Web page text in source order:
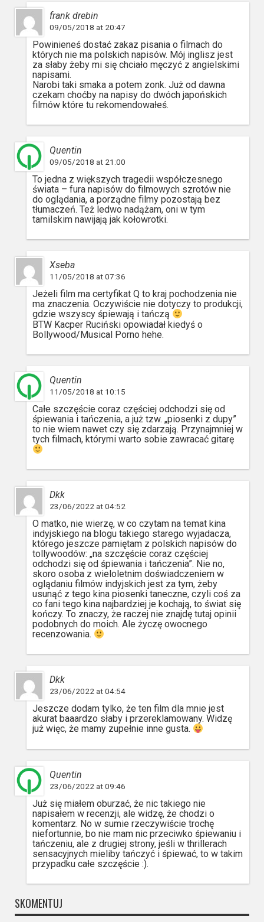
frank drebin
09/05/2018 at 20:47
Powinieneś dostać zakaz pisania o filmach do
których nie ma polskich napisów. Mój inglisz jest
za słaby żeby mi się chciało męczyć z angielskimi
napisami.
Narobi taki smaka a potem zonk. Już od dawna
czekam choćby na napisy do dwóch japońskich
filmów które tu rekomendowałeś.
Quentin
09/05/2018 at 21:00
To jedna z większych tragedii współczesnego
świata – fura napisów do filmowych szrotów nie
do oglądania, a porządne filmy pozostają bez
tłumaczeń. Też ledwo nadążam, oni w tym
tamilskim nawijają jak kołowrotki.
Xseba
11/05/2018 at 07:36
Jeżeli film ma certyfikat Q to kraj pochodzenia nie
ma znaczenia. Oczywiście nie dotyczy to produkcji,
gdzie wszyscy śpiewają i tańczą
BTW Kacper Ruciński opowiadał kiedyś o
Bollywood/Musical Porno hehe.
Quentin
11/05/2018 at 10:15
Całe szczęście coraz częściej odchodzi się od
śpiewania i tańczenia, a już tzw. „piosenki z dupy”
to nie wiem nawet czy się zdarzają. Przynajmniej w
tych filmach, którymi warto sobie zawracać gitarę
Dkk
23/06/2022 at 04:52
O matko, nie wierzę, w co czytam na temat kina
indyjskiego na blogu takiego starego wyjadacza,
którego jeszcze pamiętam z polskich napisów do
tollywoodów: „na szczęście coraz częściej
odchodzi się od śpiewania i tańczenia”. Nie no,
skoro osoba z wieloletnim doświadczeniem w
oglądaniu filmów indyjskich jest za tym, żeby
usunąć z tego kina piosenki taneczne, czyli coś za
co fani tego kina najbardziej je kochają, to świat się
kończy. To znaczy, że raczej nie znajdę tutaj opinii
podobnych do moich. Ale życzę owocnego
recenzowania.
Dkk
23/06/2022 at 04:54
Jeszcze dodam tylko, że ten film dla mnie jest
akurat baaardzo słaby i przereklamowany. Widzę
już więc, że mamy zupełnie inne gusta.
Quentin
23/06/2022 at 09:46
Już się miałem oburzać, że nic takiego nie
napisałem w recenzji, ale widzę, że chodzi o
komentarz. No w sumie rzeczywiście trochę
niefortunnie, bo nie mam nic przeciwko śpiewaniu i
tańczeniu, ale z drugiej strony, jeśli w thrillerach
sensacyjnych mieliby tańczyć i śpiewać, to w takim
przypadku całe szczęście :).
SKOMENTUJ